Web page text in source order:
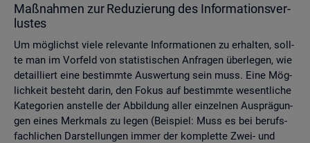
Maß­nah­men zur Re­du­zie­rung des In­for­ma­ti­ons­ver­
lus­tes
Um mög­lichst viele re­le­van­te In­for­ma­tio­nen zu er­hal­ten, soll­
te man im Vor­feld von sta­tis­ti­schen An­fra­gen über­le­gen, wie
de­tail­liert eine be­stimm­te Aus­wer­tung sein muss. Eine Mög­
lich­keit be­steht darin, den Fokus auf be­stimm­te we­sent­li­che
Ka­te­go­ri­en an­stel­le der Ab­bil­dung aller ein­zel­nen Aus­prä­gun­
gen eines Merk­mals zu legen (Bei­spiel: Muss es bei be­rufs­
fach­li­chen Dar­stel­lun­gen immer der kom­plet­te Zwei- und